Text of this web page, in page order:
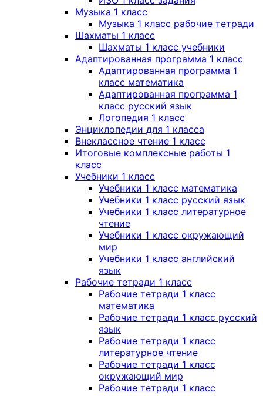
Музыка 1 класс
Музыка 1 класс рабочие тетради
Шахматы 1 класс
Шахматы 1 класс учебники
Адаптированная программа 1 класс
Адаптированная программа 1
класс математика
Адаптированная программа 1
класс русский язык
Логопедия 1 класс
Энциклопедии для 1 класса
Внеклассное чтение 1 класс
Итоговые комплексные работы 1
класс
Учебники 1 класс
Учебники 1 класс математика
Учебники 1 класс русский язык
Учебники 1 класс литературное
чтение
Учебники 1 класс окружающий
мир
Учебники 1 класс английский
язык
Рабочие тетради 1 класс
Рабочие тетради 1 класс
математика
Рабочие тетради 1 класс русский
язык
Рабочие тетради 1 класс
литературное чтение
Рабочие тетради 1 класс
окружающий мир
Рабочие тетради 1 класс